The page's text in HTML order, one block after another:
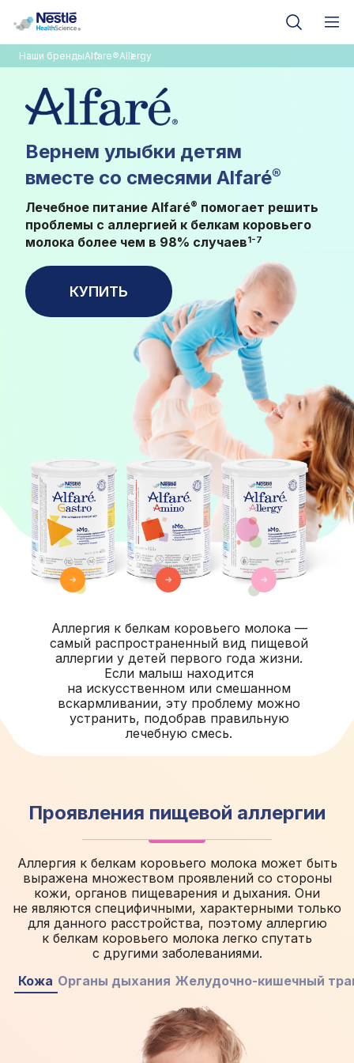
Наши брендыAlfare®Allergy
Вернем улыбки детям
вместе со смесями Alfaré®
Лечебное питание Alfaré® помогает решить
проблемы с аллергией к белкам коровьего
молока более чем в 98% случаев1-7
КУПИТЬ
Аллергия к белкам коровьего молока —
самый распространенный вид пищевой
аллергии у детей первого года жизни.
Если малыш находится
на искусственном или смешанном
вскармливании, эту проблему можно
устранить, подобрав правильную
лечебную смесь.
Проявления пищевой аллергии
Аллергия к белкам коровьего молока может быть
выражена множеством проявлений со стороны
кожи, органов пищеварения и дыхания. Они
не являются специфичными, характерными только
для данного расстройства, поэтому аллергию
к белкам коровьего молока легко спутать
с другими заболеваниями.
Кожа Органы дыхания Желудочно-кишечный